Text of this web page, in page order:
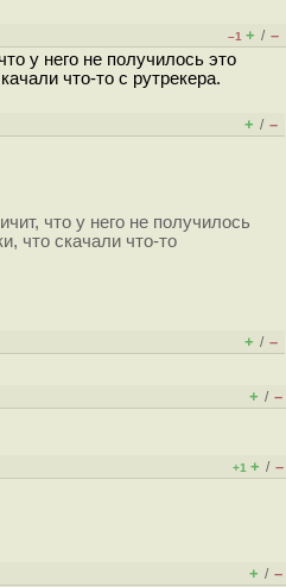
–1 + / –
у него не получилось это
что-то с рутрекера.
+ / –
что у него не получилось
что скачали что-то
+ / –
+ / –
+1 + / –
+ / –